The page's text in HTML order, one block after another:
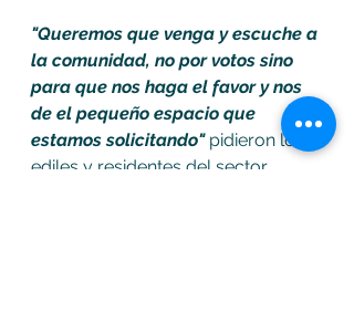
"Queremos que venga y escuche a
la comunidad, no por votos sino
para que nos haga el favor y nos
de el pequeño espacio que
estamos solicitando" pidieron los
ediles y residentes del sector.